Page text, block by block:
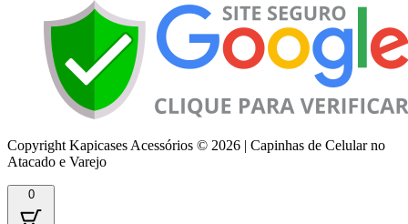
Copyright Kapicases Acessórios © 2026 | Capinhas de Celular no
Atacado e Varejo
0